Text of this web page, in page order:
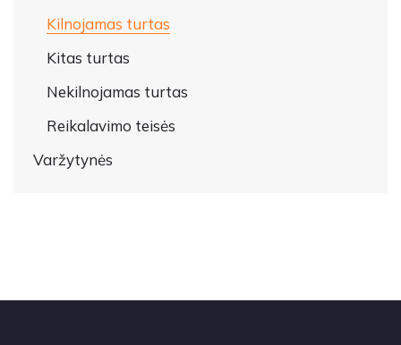
Kilnojamas turtas
Kitas turtas
Nekilnojamas turtas
Reikalavimo teisės
Varžytynės